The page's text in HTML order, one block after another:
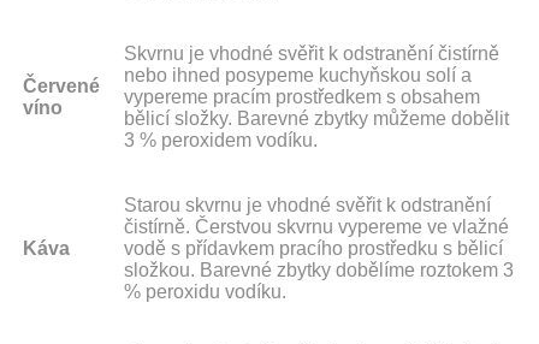
Červené
víno
Skvrnu je vhodné svěřit k odstranění čistírně
nebo ihned posypeme kuchyňskou solí a
vypereme pracím prostředkem s obsahem
bělicí složky. Barevné zbytky můžeme dobělit
3 % peroxidem vodíku.
Káva
Starou skvrnu je vhodné svěřit k odstranění
čistírně. Čerstvou skvrnu vypereme ve vlažné
vodě s přídavkem pracího prostředku s bělicí
složkou. Barevné zbytky dobělíme roztokem 3
% peroxidu vodíku.